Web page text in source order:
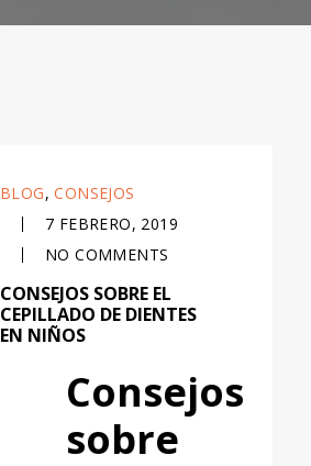
BLOG,CONSEJOS
7 FEBRERO, 2019
NO COMMENTS
CONSEJOS SOBRE EL
CEPILLADO DE DIENTES
EN NIÑOS
Consejos
sobre